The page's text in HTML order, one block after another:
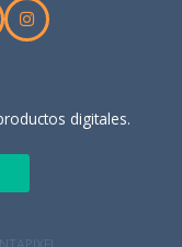
digitales.